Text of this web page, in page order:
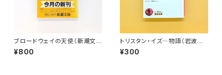
ブロードウェイの天使（新潮文
庫）
¥800
トリスタン・イズ―物語（岩波文
庫）
¥300